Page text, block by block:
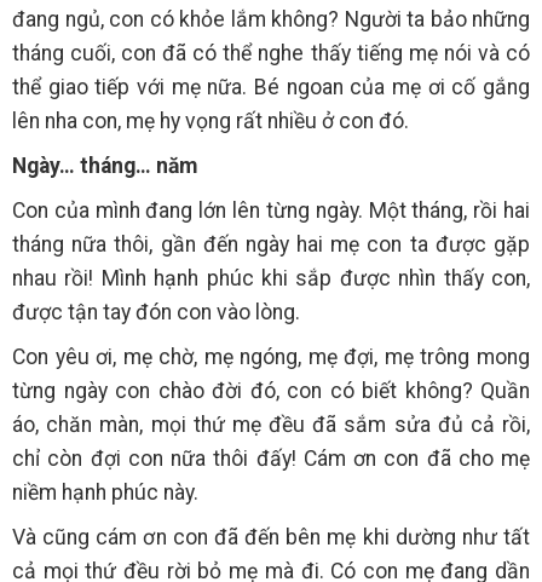
đang ngủ, con có khỏe lắm không? Người ta bảo những
tháng cuối, con đã có thể nghe thấy tiếng mẹ nói và có
thể giao tiếp với mẹ nữa. Bé ngoan của mẹ ơi cố gắng
lên nha con, mẹ hy vọng rất nhiều ở con đó.
Ngày… tháng… năm
Con của mình đang lớn lên từng ngày. Một tháng, rồi hai
tháng nữa thôi, gần đến ngày hai mẹ con ta được gặp
nhau rồi! Mình hạnh phúc khi sắp được nhìn thấy con,
được tận tay đón con vào lòng.
Con yêu ơi, mẹ chờ, mẹ ngóng, mẹ đợi, mẹ trông mong
từng ngày con chào đời đó, con có biết không? Quần
áo, chăn màn, mọi thứ mẹ đều đã sắm sửa đủ cả rồi,
chỉ còn đợi con nữa thôi đấy! Cám ơn con đã cho mẹ
niềm hạnh phúc này.
Và cũng cám ơn con đã đến bên mẹ khi dường như tất
cả mọi thứ đều rời bỏ mẹ mà đi. Có con mẹ đang dần